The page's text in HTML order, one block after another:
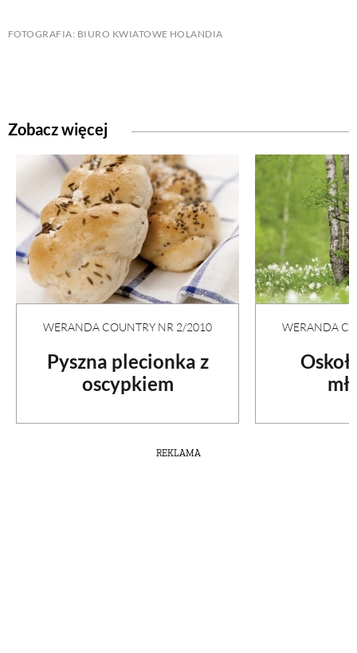
FOTOGRAFIA: BIURO KWIATOWE HOLANDIA
Zobacz więcej
WERANDA COUNTRY NR 2/2010
Pyszna plecionka z
oscypkiem
WERANDA
REKLAMA